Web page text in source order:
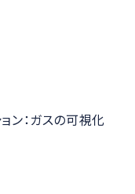
ン：ガスの可視化